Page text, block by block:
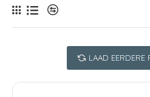
LAAD EERDERE